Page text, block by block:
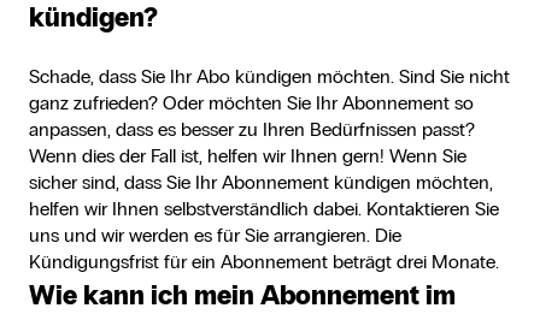
kündigen?
Schade, dass Sie Ihr Abo kündigen möchten. Sind Sie nicht
ganz zufrieden? Oder möchten Sie Ihr Abonnement so
anpassen, dass es besser zu Ihren Bedürfnissen passt?
Wenn dies der Fall ist, helfen wir Ihnen gern! Wenn Sie
sicher sind, dass Sie Ihr Abonnement kündigen möchten,
helfen wir Ihnen selbstverständlich dabei. Kontaktieren Sie
uns und wir werden es für Sie arrangieren. Die
Kündigungsfrist für ein Abonnement beträgt drei Monate.
Wie kann ich mein Abonnement im